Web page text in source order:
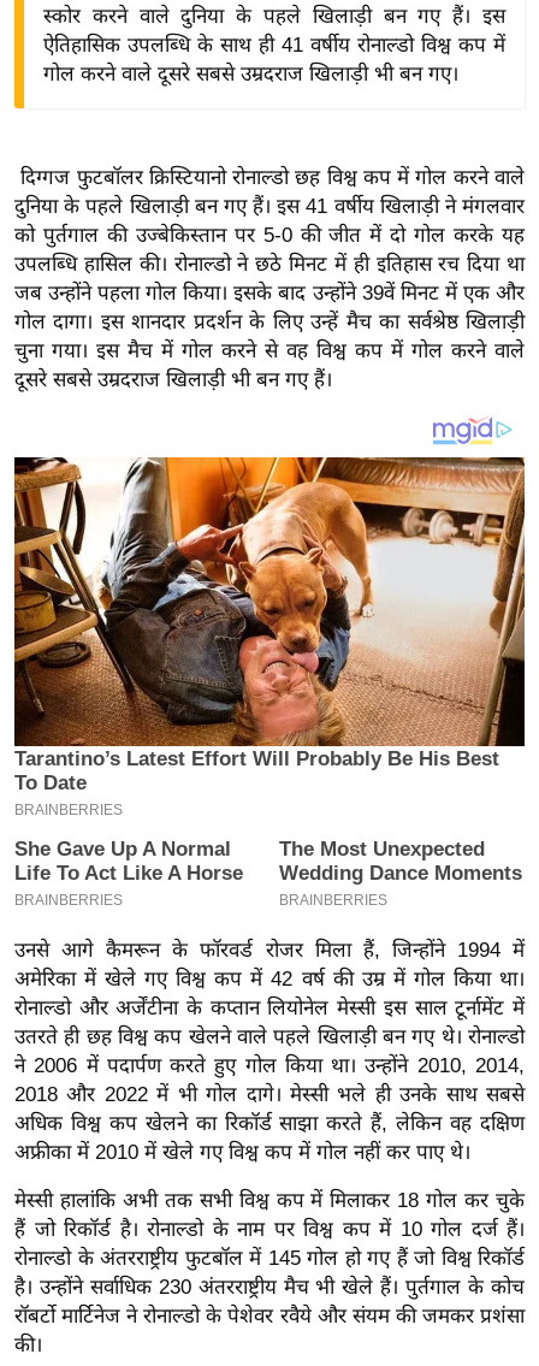
शे
ष
ज्ञ
रा
य
ब
ज
ल
क्रि
के
ट
I
P
L
2
0
2
6
इ
म
-
पे
प
र
मि
सा
ल
बे
मि
सा
ल
श
स्कोर करने वाले दुनिया के पहले खिलाड़ी बन गए हैं। इस
ऐतिहासिक उपलब्धि के साथ ही 41 वर्षीय रोनाल्डो विश्व कप में
गोल करने वाले दूसरे सबसे उम्रदराज खिलाड़ी भी बन गए।
दिग्गज फुटबॉलर क्रिस्टियानो रोनाल्डो छह विश्व कप में गोल करने वाले
दुनिया के पहले खिलाड़ी बन गए हैं। इस 41 वर्षीय खिलाड़ी ने मंगलवार
को पुर्तगाल की उज्बेकिस्तान पर 5-0 की जीत में दो गोल करके यह
उपलब्धि हासिल की। रोनाल्डो ने छठे मिनट में ही इतिहास रच दिया था
जब उन्होंने पहला गोल किया। इसके बाद उन्होंने 39वें मिनट में एक और
गोल दागा। इस शानदार प्रदर्शन के लिए उन्हें मैच का सर्वश्रेष्ठ खिलाड़ी
चुना गया। इस मैच में गोल करने से वह विश्व कप में गोल करने वाले
दूसरे सबसे उम्रदराज खिलाड़ी भी बन गए हैं।
उनसे आगे कैमरून के फॉरवर्ड रोजर मिला हैं, जिन्होंने 1994 में
अमेरिका में खेले गए विश्व कप में 42 वर्ष की उम्र में गोल किया था।
रोनाल्डो और अर्जेंटीना के कप्तान लियोनेल मेस्सी इस साल टूर्नामेंट में
उतरते ही छह विश्व कप खेलने वाले पहले खिलाड़ी बन गए थे। रोनाल्डो
ने 2006 में पदार्पण करते हुए गोल किया था। उन्होंने 2010, 2014,
2018 और 2022 में भी गोल दागे। मेस्सी भले ही उनके साथ सबसे
अधिक विश्व कप खेलने का रिकॉर्ड साझा करते हैं, लेकिन वह दक्षिण
अफ्रीका में 2010 में खेले गए विश्व कप में गोल नहीं कर पाए थे।
मेस्सी हालांकि अभी तक सभी विश्व कप में मिलाकर 18 गोल कर चुके
हैं जो रिकॉर्ड है। रोनाल्डो के नाम पर विश्व कप में 10 गोल दर्ज हैं।
रोनाल्डो के अंतरराष्ट्रीय फुटबॉल में 145 गोल हो गए हैं जो विश्व रिकॉर्ड
है। उन्होंने सर्वाधिक 230 अंतरराष्ट्रीय मैच भी खेले हैं। पुर्तगाल के कोच
रॉबर्टो मार्टिनेज ने रोनाल्डो के पेशेवर रवैये और संयम की जमकर प्रशंसा
की।